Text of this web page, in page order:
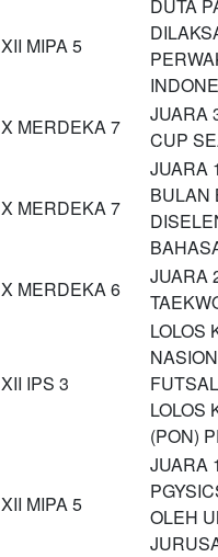
XII MIPA 5
DUTA
X MERDEKA 7
JUARA
CUP
X MERDEKA 7
JUARA
BULAN
X MERDEKA 6
JUARA
XII IPS 3
LOLOS
LOLOS
(PON)
XII MIPA 5
JUARA
OLEH